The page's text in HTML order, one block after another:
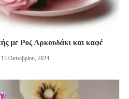
με Ροζ Αρκουδάκι και καφέ
13 Οκτωβρίου, 2024